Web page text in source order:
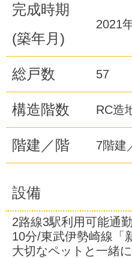
完成時期
(築年月)
2021
総戸数 57
構造階数 RC造
階建／階 7階建
設備
2路線3駅利用可能通
10分/東武伊勢崎線「
大切なペットと一緒